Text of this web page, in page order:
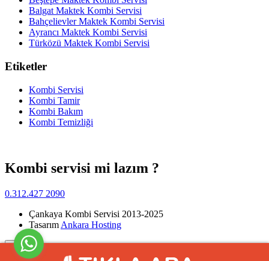
Balgat Maktek Kombi Servisi
Bahçelievler Maktek Kombi Servisi
Ayrancı Maktek Kombi Servisi
Türközü Maktek Kombi Servisi
Etiketler
Kombi Servisi
Kombi Tamir
Kombi Bakım
Kombi Temizliği
Kombi servisi mi lazım ?
0.312.427 2090
Çankaya Kombi Servisi 2013-2025
Tasarım Ankara Hosting
Yukarı